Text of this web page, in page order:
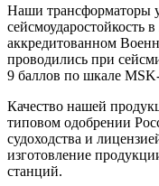
Наши трансформаторы
сейсмоударостойкость
аккредитованном
проводились при
9 баллов по шкале
Качество нашей
типовом одобрении
судоходства и
изготовление
станций.